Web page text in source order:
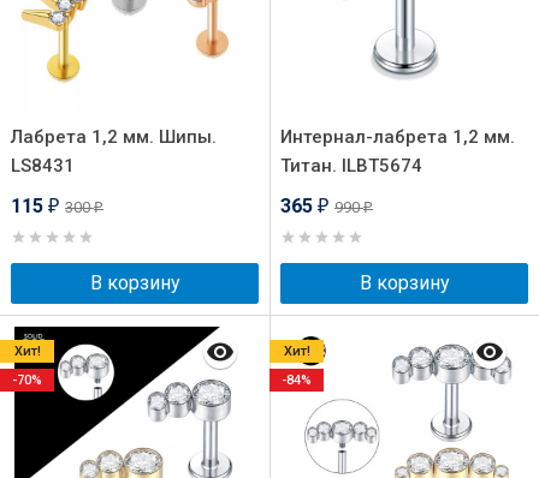
Лабрета 1,2 мм. Шипы.
LS8431
115 ₽ 300₽
В корзину
Интернал-лабрета 1,2 мм.
Титан. ILBT5674
365 ₽ 990₽
В корзину
Хит!
-70%
Хит!
-84%